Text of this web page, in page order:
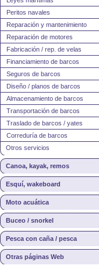
Peritos navales
Reparación y mantenimiento
Reparación de motores
Fabricación / rep. de velas
Financiamiento de barcos
Seguros de barcos
Diseño / planos de barcos
Almacenamiento de barcos
Transportación de barcos
Traslado de barcos / yates
Correduría de barcos
Otros servicios
Canoa, kayak, remos
Esquí, wakeboard
Moto acuática
Buceo / snorkel
Pesca con caña / pesca
Otras páginas Web